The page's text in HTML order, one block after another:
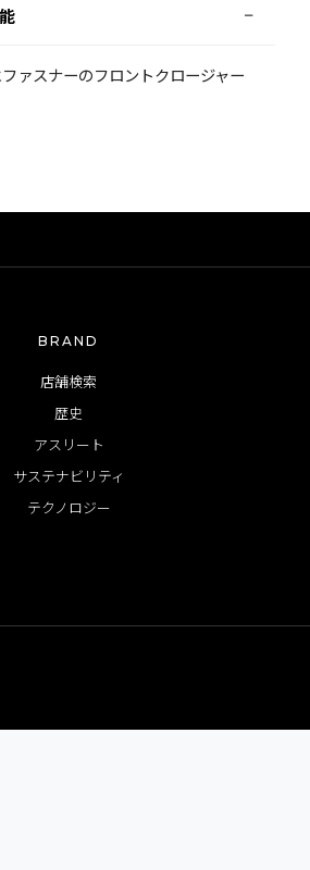
−
ァスナーのフロントクロージャー
BRAND
店舗検索
歴史
アスリート
サステナビリティ
テクノロジー